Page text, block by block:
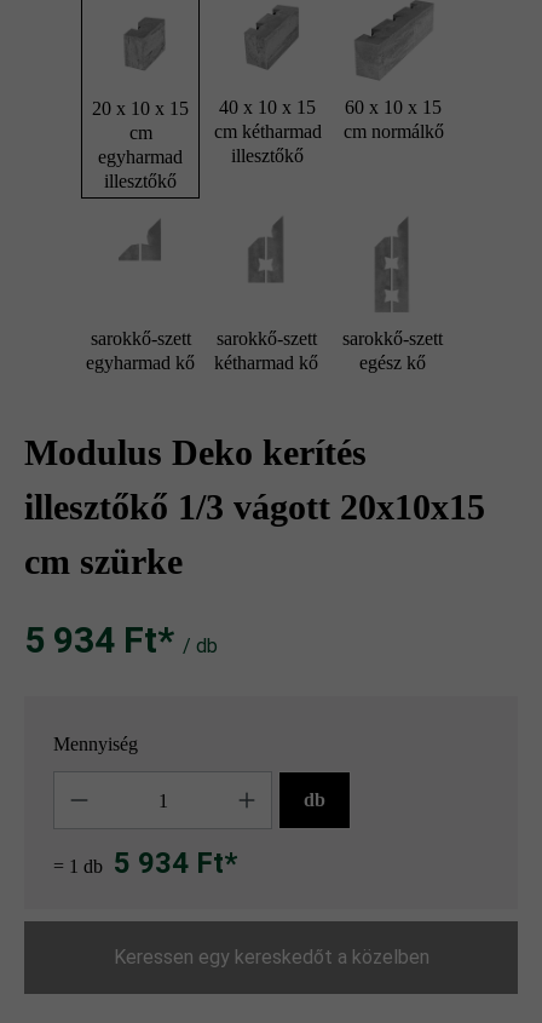
20 x 10 x 15
cm
egyharmad
illesztőkő
40 x 10 x 15
cm kétharmad
illesztőkő
60 x 10 x 15
cm normálkő
sarokkő-szett
egyharmad kő
sarokkő-szett
kétharmad kő
sarokkő-szett
egész kő
Modulus Deko kerítés
illesztőkő 1/3 vágott 20x10x15
cm szürke
5 934 Ft‎‎‎* / db
Mennyiség
db
= 1 db 5 934 Ft*
Keressen egy kereskedőt a közelben